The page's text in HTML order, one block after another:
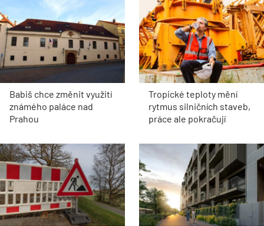
Babiš chce změnit využití
známého paláce nad
Prahou
Tropické teploty mění
rytmus silničních staveb,
práce ale pokračují